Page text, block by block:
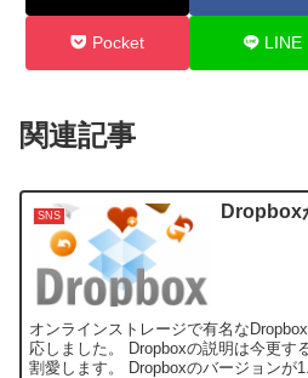
Pocket LINE
関連記事
SNS Dropbox
オンラインストレージで有名な
応しました。 Dropboxの説明は今更す
割愛します。 Dropboxのバージョンが